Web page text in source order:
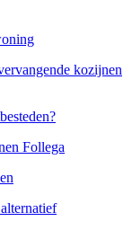
kozijnen
Follega